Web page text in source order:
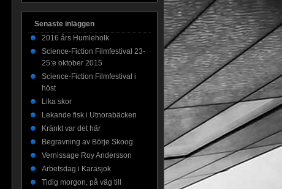
Senaste inläggen
2016 års Humleholk
Science-Fiction Filmfestival 23-
25:e oktober 2015
Science-Fiction Filmfestival i
höst
Lika skor
Lekande fisk i Utnorabäcken
Kränkt var det här
Begravning av Börje Skoog
Vernissage Roy Andersson
Arbetsdag i Karasjok
Tidig morgon, på väg till